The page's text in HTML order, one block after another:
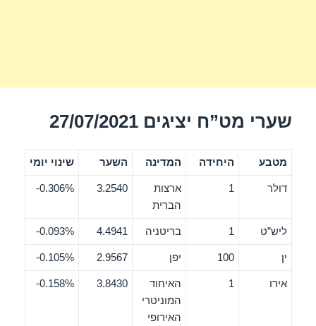
שערי מט”ח יציגים 27/07/2021
מטבע היחידה המדינה השער שינוי יומי
דולר 1
ארצות
הברית
3.2540
0.306%-
ליש”ט 1 בריטניה 4.4941
0.093%-
ין 100 יפן 2.9567
0.105%-
אירו 1
האיחוד
המוניטרי
האירופי
3.8430
0.158%-